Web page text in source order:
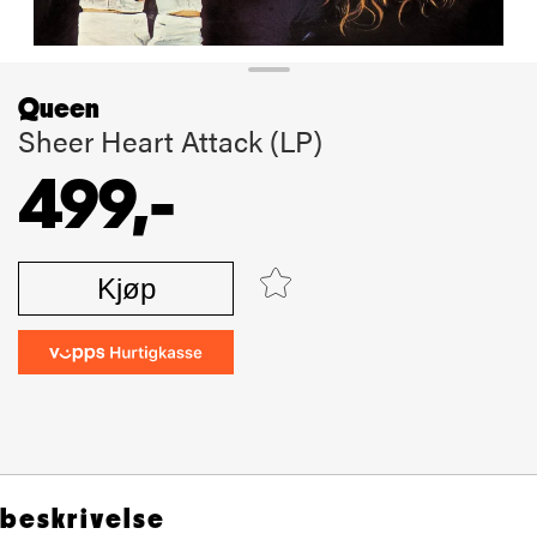
Queen
Sheer Heart Attack (LP)
499,-
Kjøp
beskrivelse